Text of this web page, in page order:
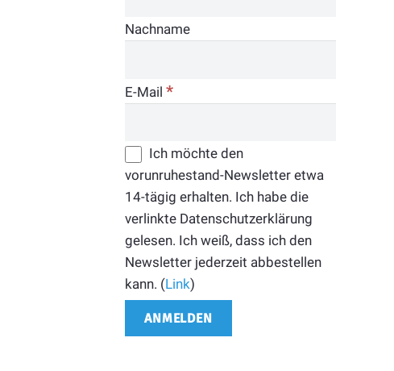
Nachname
E-Mail*
Ich möchte den
vorunruhestand-Newsletter etwa
14-tägig erhalten. Ich habe die
verlinkte Datenschutzerklärung
gelesen. Ich weiß, dass ich den
Newsletter jederzeit abbestellen
kann. (Link)